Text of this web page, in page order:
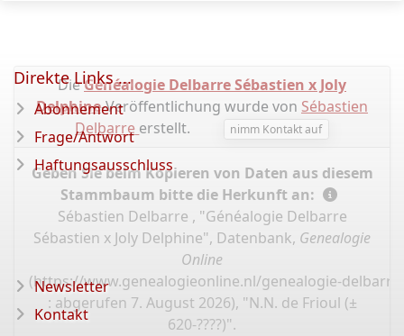
DieGénéalogie Delbarre Sébastien x Joly
Delphine-Veröffentlichung wurde von Sébastien
Delbarre erstellt. nimm Kontakt auf
Geben Sie beim Kopieren von Daten aus diesem
Stammbaum bitte die Herkunft an:
Sébastien Delbarre , "Généalogie Delbarre
Sébastien x Joly Delphine", Datenbank, Genealogie
Online
(https://www.genealogieonline.nl/genealogie-
: abgerufen 7. August 2026), "N.N. de Frioul (±
620-????)".
Direkte Links ...
Abonnement
Frage/Antwort
Haftungsausschluss
Newsletter
Kontakt